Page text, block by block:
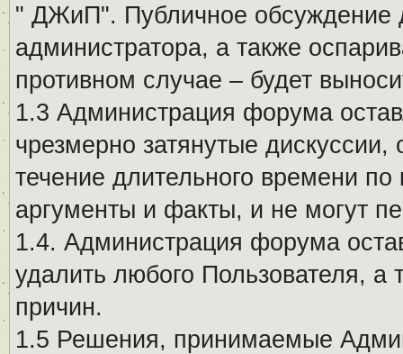
" ДЖиП". Публичное обсуждение
администратора, а также
противном случае – будет
1.3 Администрация форума
чрезмерно затянутые
течение длительного времени
аргументы и факты, и не могут
1.4. Администрация форума
удалить любого Пользователя, а
причин.
1.5 Решения, принимаемые